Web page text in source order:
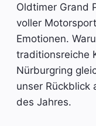
Oldtimer Grand
voller
Emotionen.
traditionsreiche
Nürburgring
unser Rückblick
des Jahres.